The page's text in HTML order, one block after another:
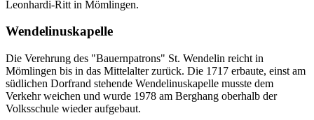
Leonhardi-Ritt in Mömlingen.
Wendelinuskapelle
Die Verehrung des "Bauernpatrons" St. Wendelin reicht in
Mömlingen bis in das Mittelalter zurück. Die 1717 erbaute, einst am
südlichen Dorfrand stehende Wendelinuskapelle musste dem
Verkehr weichen und wurde 1978 am Berghang oberhalb der
Volksschule wieder aufgebaut.